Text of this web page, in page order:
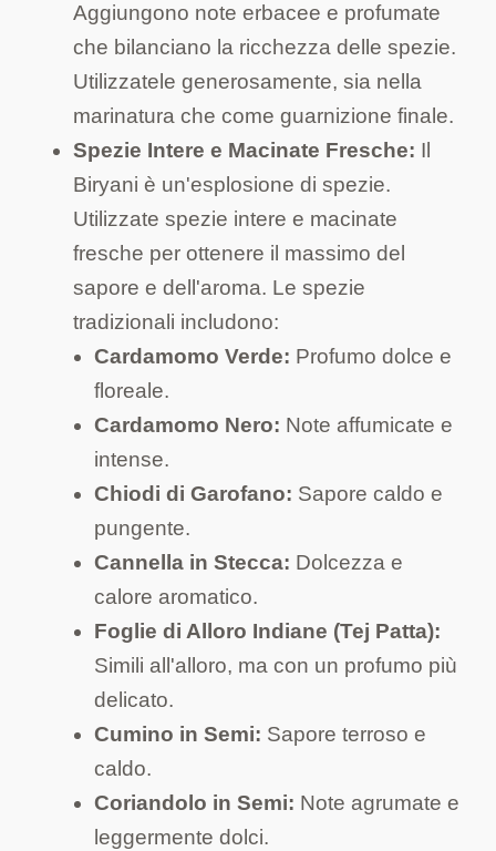
Aggiungono note erbacee e profumate
che bilanciano la ricchezza delle spezie.
Utilizzatele generosamente, sia nella
marinatura che come guarnizione finale.
Spezie Intere e Macinate Fresche: Il
Biryani è un'esplosione di spezie.
Utilizzate spezie intere e macinate
fresche per ottenere il massimo del
sapore e dell'aroma. Le spezie
tradizionali includono:
Cardamomo Verde: Profumo dolce e
floreale.
Cardamomo Nero: Note affumicate e
intense.
Chiodi di Garofano: Sapore caldo e
pungente.
Cannella in Stecca: Dolcezza e
calore aromatico.
Foglie di Alloro Indiane (Tej Patta):
Simili all'alloro, ma con un profumo più
delicato.
Cumino in Semi: Sapore terroso e
caldo.
Coriandolo in Semi: Note agrumate e
leggermente dolci.